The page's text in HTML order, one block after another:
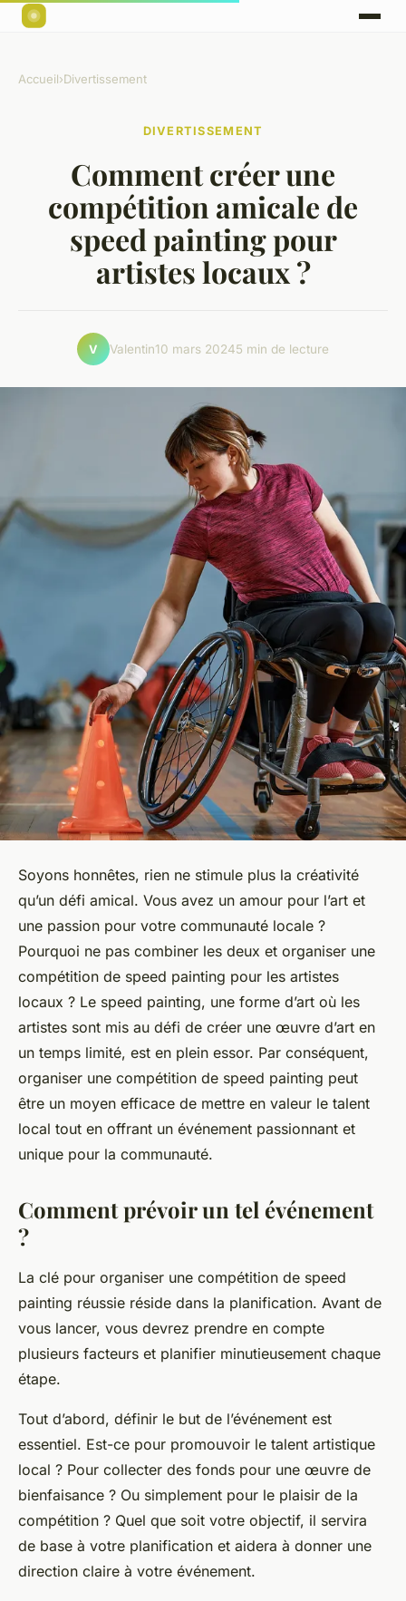
Accueil›Divertissement
DIVERTISSEMENT
Comment créer une
compétition amicale de
speed painting pour
artistes locaux ?
V Valentin10 mars 20245 min de lecture
Soyons honnêtes, rien ne stimule plus la créativité
qu’un défi amical. Vous avez un amour pour l’art et
une passion pour votre communauté locale ?
Pourquoi ne pas combiner les deux et organiser une
compétition de speed painting pour les artistes
locaux ? Le speed painting, une forme d’art où les
artistes sont mis au défi de créer une œuvre d’art en
un temps limité, est en plein essor. Par conséquent,
organiser une compétition de speed painting peut
être un moyen efficace de mettre en valeur le talent
local tout en offrant un événement passionnant et
unique pour la communauté.
Comment prévoir un tel événement
?
La clé pour organiser une compétition de speed
painting réussie réside dans la planification. Avant de
vous lancer, vous devrez prendre en compte
plusieurs facteurs et planifier minutieusement chaque
étape.
Tout d’abord, définir le but de l’événement est
essentiel. Est-ce pour promouvoir le talent artistique
local ? Pour collecter des fonds pour une œuvre de
bienfaisance ? Ou simplement pour le plaisir de la
compétition ? Quel que soit votre objectif, il servira
de base à votre planification et aidera à donner une
direction claire à votre événement.